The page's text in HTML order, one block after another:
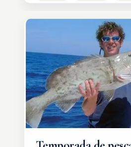
bajo el sol, ¡todas las
repican! Los pájaros
florece, ¡el Hijo de Dios
felicidad! ¡Felices